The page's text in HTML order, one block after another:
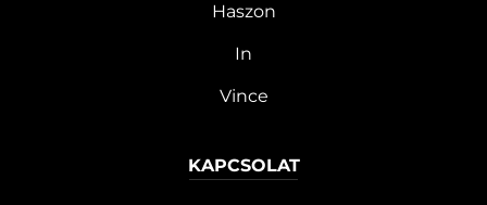
Haszon
In
Vince
KAPCSOLAT